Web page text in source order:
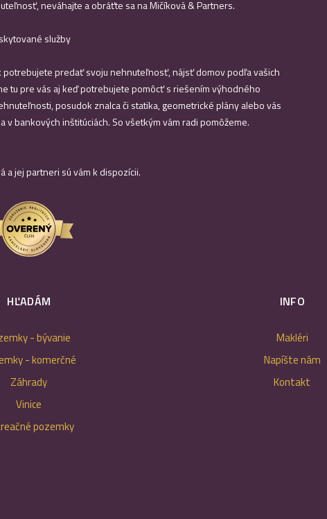
neváhajte a obráťte sa na Mičíková & Partners.
služby
potrebujete predať svoju nehnuteľnosť, nájsť domov podľa vašich
tu pre vás aj keď potrebujete pomôcť s riešením výhodného
posudok znalca či statika, geometrické plány alebo vás
v bankových inštitúciách. So všetkým vám radi pomôžeme.
a jej partneri sú vám k dispozícii.
HĽADÁM
- bývanie
- komerčné
Záhrady
Vinice
pozemky
INFO
Makléri
Napíšte nám
Kontakt